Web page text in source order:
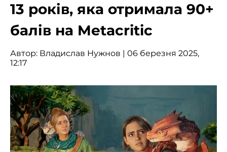
13 років, яка отримала 90+
балів на Metacritic
Автор: Владислав Нужнов | 06 березня 2025,
12:17